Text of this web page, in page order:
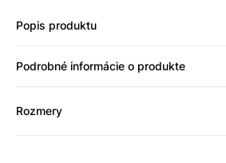
Popis produktu
Podrobné informácie o produkte
Rozmery